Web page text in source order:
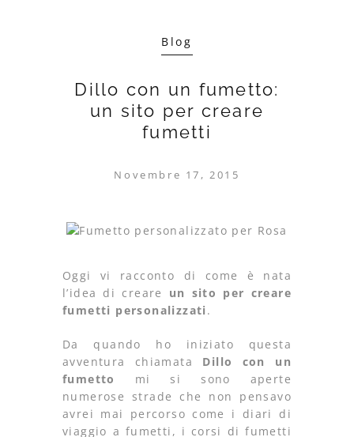
Blog
Dillo con un fumetto:
un sito per creare
fumetti
Novembre 17, 2015
Oggi vi racconto di come è nata
l’idea di creare un sito per creare
fumetti personalizzati .
Da quando ho iniziato questa
avventura chiamata Dillo con un
fumetto
mi si sono aperte
numerose strade che non pensavo
avrei mai percorso come i diari di
viaggio a fumetti, i corsi di fumetti